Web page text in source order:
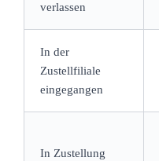
verlassen
In der
Zustellfiliale
eingegangen
In Zustellung